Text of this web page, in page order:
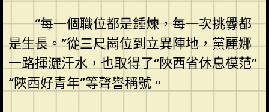
“每一個職位都是錘煉，每一次挑釁都
是生長。”從三尺崗位到立異陣地，黨麗娜
一路揮灑汗水，也取得了“陜西省休息模范”
“陜西好青年”等聲譽稱號。